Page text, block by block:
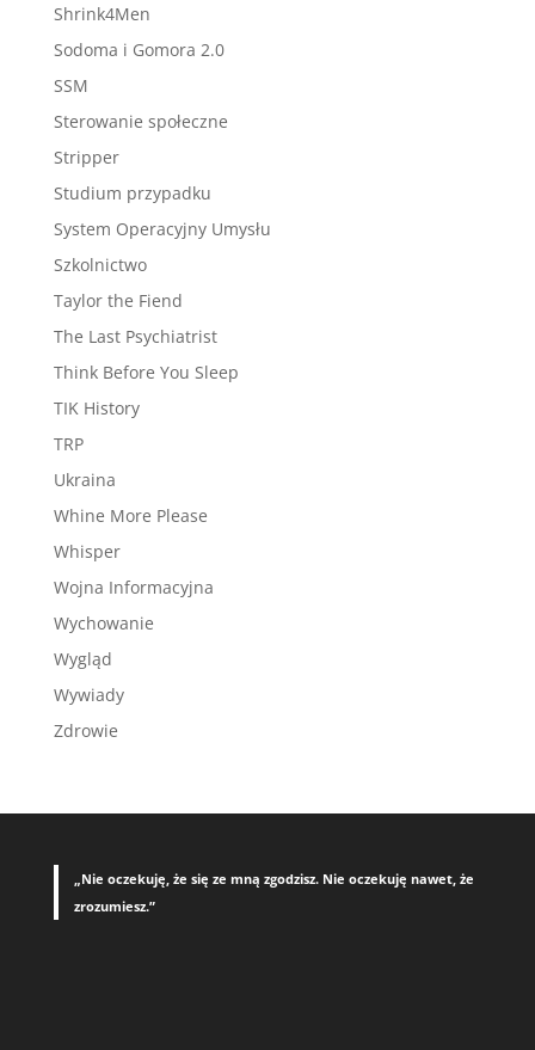
Shrink4Men
Sodoma i Gomora 2.0
SSM
Sterowanie społeczne
Stripper
Studium przypadku
System Operacyjny Umysłu
Szkolnictwo
Taylor the Fiend
The Last Psychiatrist
Think Before You Sleep
TIK History
TRP
Ukraina
Whine More Please
Whisper
Wojna Informacyjna
Wychowanie
Wygląd
Wywiady
Zdrowie
„Nie oczekuję, że się ze mną zgodzisz. Nie oczekuję nawet, że
zrozumiesz.”